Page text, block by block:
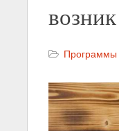
Программы